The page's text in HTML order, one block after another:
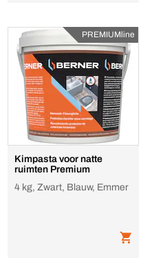
PREMIUMline
Kimpasta voor natte
ruimten Premium
4 kg, Zwart, Blauw, Emmer